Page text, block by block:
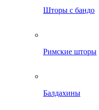
Шторы с бандо
Римские шторы
Балдахины